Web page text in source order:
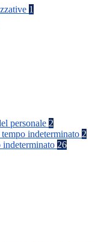
1
personale 2
indeterminato 2
indeterminato 26